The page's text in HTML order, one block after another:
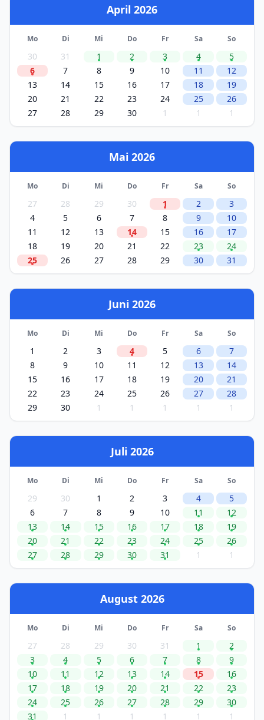
April 2026
Mo Di Mi Do Fr Sa So
30 31 1 2 3 4
5
6
7 8 9 10 11
12
13
14 15 16 17 18
19
20
21 22 23 24 25
26
27
28 29 30 1 1 1
Mai 2026
Mo Di Mi Do Fr Sa So
27 28 29 30 1 2
3
4
5 6 7 8 9
10
11
12 13 14 15 16
17
18
19 20 21 22 23
24
25
26 27 28 29 30 31
Juni 2026
Mo Di Mi Do Fr Sa So
1 2 3 4 5 6
7
8
9 10 11 12 13
14
15
16 17 18 19 20
21
22
23 24 25 26 27
28
29
30 1 1 1 1 1
Juli 2026
Mo Di Mi Do Fr Sa So
29 30 1 2 3 4
5
6
7 8 9 10 11
12
13
14 15 16 17 18
19
20
21 22 23 24 25
26
27
28 29 30 31 1 1
August 2026
Mo Di Mi Do Fr Sa So
27 28 29 30 31 1
2
3
4 5 6 7 8
9
10
11 12 13 14 15
16
17
18 19 20 21 22
23
24
25 26 27 28 29
30
31
1 1 1 1 1 1